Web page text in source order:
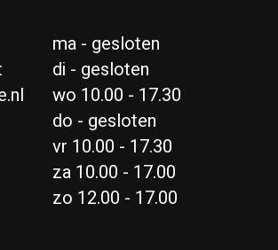
ma - gesloten
di - gesloten
wo 10.00 - 17.30
do - gesloten
vr 10.00 - 17.30
za 10.00 - 17.00
zo 12.00 - 17.00